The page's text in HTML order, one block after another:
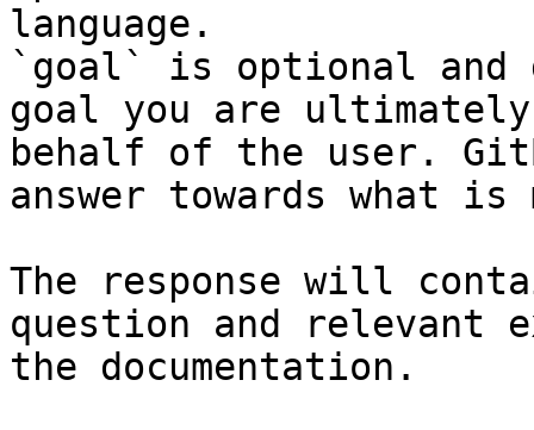
language.
`goal` is optional and
goal you are
behalf of the user.
answer towards what
The response will
question and relevant
the documentation.